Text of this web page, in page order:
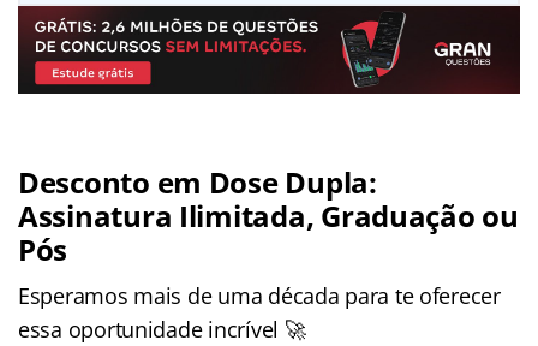
Desconto em Dose Dupla:
Assinatura Ilimitada, Graduação ou
Pós
Esperamos mais de uma década para te oferecer
essa oportunidade incrível 🚀